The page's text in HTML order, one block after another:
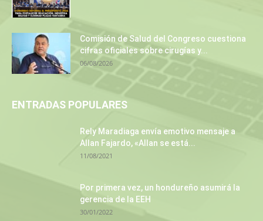
Comisión de Salud del Congreso cuestiona
cifras oficiales sobre cirugías y...
06/08/2026
ENTRADAS POPULARES
Rely Maradiaga envía emotivo mensaje a
Allan Fajardo, «Allan se está...
11/08/2021
Por primera vez, un hondureño asumirá la
gerencia de la EEH
30/01/2022